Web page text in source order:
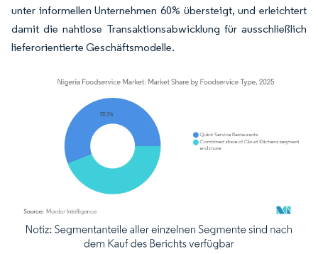
unter informellen Unternehmen 60% übersteigt, und erleichtert
damit die nahtlose Transaktionsabwicklung für ausschließlich
lieferorientierte Geschäftsmodelle.
Bild © Mordor Intelligence. Wiederverwendung erfordert Namensnennung